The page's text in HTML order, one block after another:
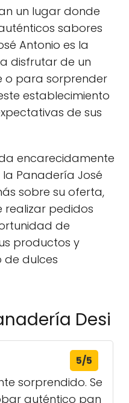
un lugar donde
sabores
Antonio es la
disfrutar de un
o para sorprender
establecimiento
de sus
encarecidamente
Panadería José
sobre su oferta,
realizar pedidos
de
productos y
de dulces
Desi
5/5
sorprendido. Se
auténtico pan